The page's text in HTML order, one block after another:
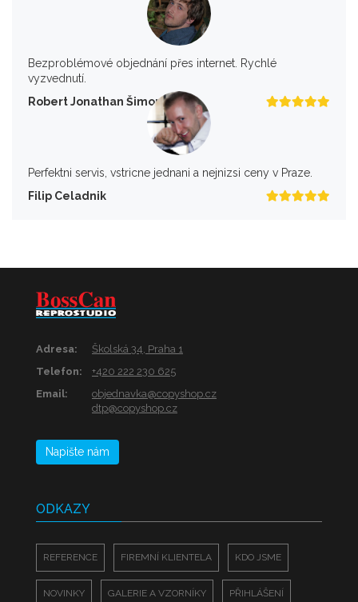
Bezproblémové objednání přes internet. Rychlé
vyzvednutí.
Robert Jonathan Šimon
Perfektni servis, vstricne jednani a nejnizsi ceny v Praze.
Filip Celadnik
Adresa:
Školská 34, Praha 1
Telefon:
+420 222 230 625
Email:
objednavka@copyshop.cz
dtp@copyshop.cz
Napište nám
ODKAZY
REFERENCE FIREMNÍ KLIENTELA KDO JSME
NOVINKY GALERIE A VZORNÍKY PŘIHLÁŠENÍ